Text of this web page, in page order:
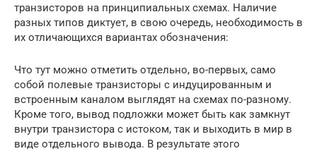
транзисторов на принципиальных схемах. Наличие
разных типов диктует, в свою очередь, необходимость в
их отличающихся вариантах обозначения:
Что тут можно отметить отдельно, во-первых, само
собой полевые транзисторы с индуцированным и
встроенным каналом выглядят на схемах по-разному.
Кроме того, вывод подложки может быть как замкнут
внутри транзистора с истоком, так и выходить в мир в
виде отдельного вывода. В результате этого